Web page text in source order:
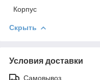
Корпус
Скрыть
Условия доставки
Самовывоз